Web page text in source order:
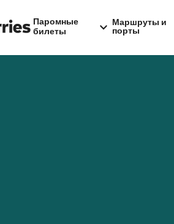
Паромные
билеты
Маршруты и
порты